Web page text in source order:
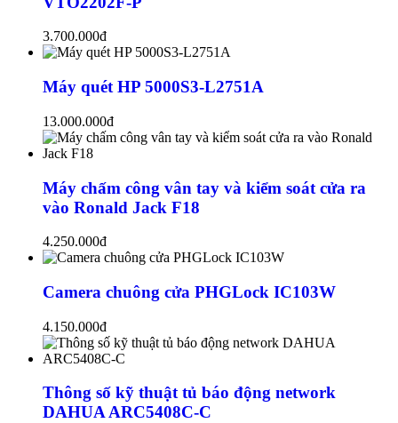
3.700.000đ
Máy quét HP 5000S3-L2751A
13.000.000đ
Máy chấm công vân tay và kiểm soát cửa ra
vào Ronald Jack F18
4.250.000đ
Camera chuông cửa PHGLock IC103W
4.150.000đ
Thông số kỹ thuật tủ báo động network
DAHUA ARC5408C-C